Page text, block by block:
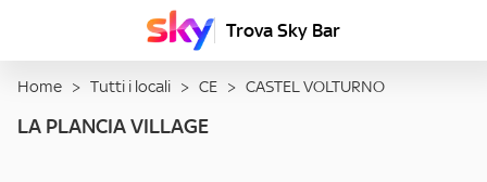
Trova Sky Bar
Home > Tutti i locali > CE > CASTEL VOLTURNO
LA PLANCIA VILLAGE